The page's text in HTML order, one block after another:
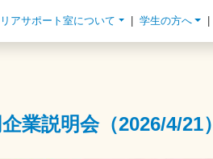
アサポート室について 学生の方へ
業説明会（2026/4/21）